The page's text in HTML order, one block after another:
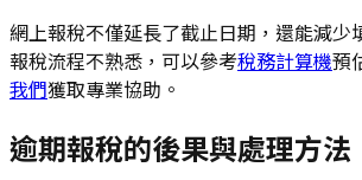
網上報稅不僅延長了截止日期，還能減少
報稅流程不熟悉，可以參考稅務計算機預
我們獲取專業協助。
逾期報稅的後果與處理方法